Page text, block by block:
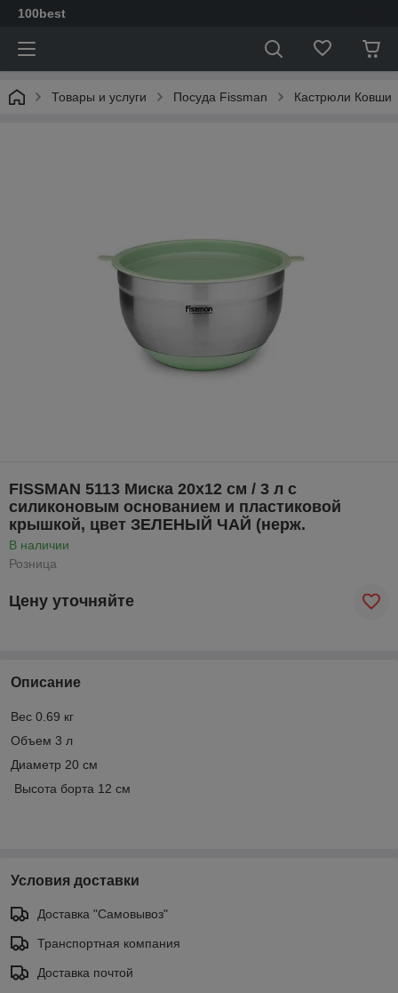
100best
Товары и услуги Посуда Fissman Кастрюли Ковши
FISSMAN 5113 Миска 20x12 см / 3 л с
силиконовым основанием и пластиковой
крышкой, цвет ЗЕЛЕНЫЙ ЧАЙ (нерж.
В наличии
Розница
Цену уточняйте
Описание
Вес 0.69 кг
Объем 3 л
Диаметр 20 см
Высота борта 12 см
Условия доставки
Доставка "Самовывоз"
Транспортная компания
Доставка почтой